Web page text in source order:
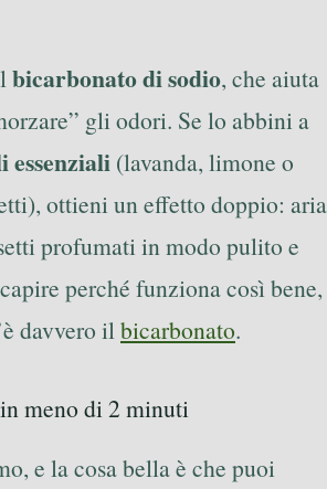
bicarbonato di sodio, che aiuta
gli odori. Se lo abbini a
essenziali (lavanda, limone o
ottieni un effetto doppio: aria
profumati in modo pulito e
perché funziona così bene,
davvero ilbicarbonato.
meno di 2 minuti
e la cosa bella è che puoi